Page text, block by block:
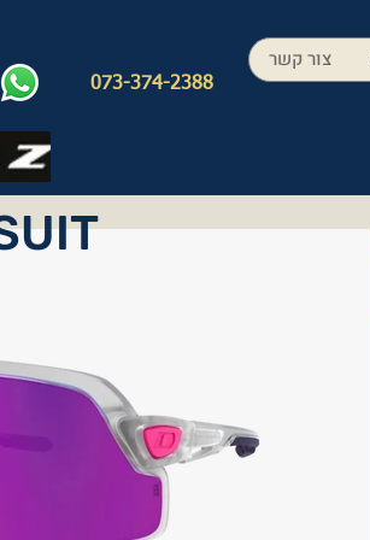
073-374-2388
צור קשר